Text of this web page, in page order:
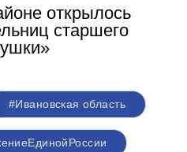
открылось
старшего
#Ивановская область